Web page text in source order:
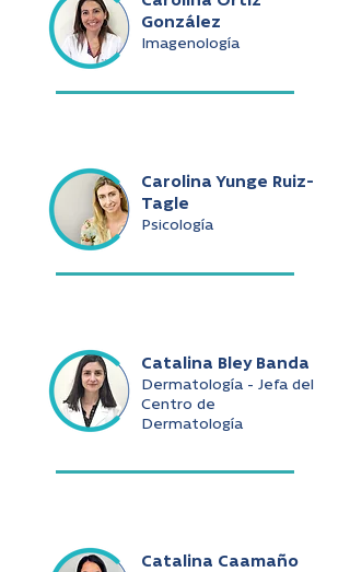
González
Imagenología
Carolina Yunge Ruiz-
Tagle
Psicología
Catalina Bley Banda
Dermatología - Jefa del
Centro de
Dermatología
Catalina Caamaño